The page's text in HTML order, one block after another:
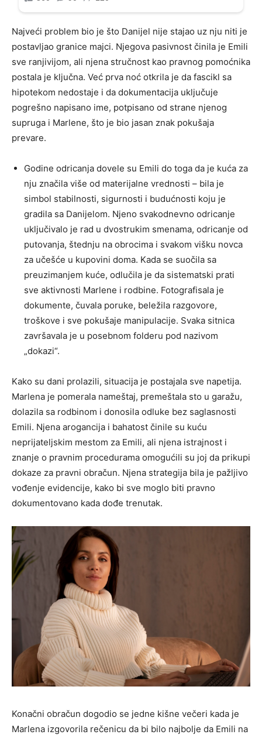
Najveći problem bio je što Danijel nije stajao uz nju niti je
postavljao granice majci. Njegova pasivnost činila je Emili
sve ranjivijom, ali njena stručnost kao pravnog pomoćnika
postala je ključna. Već prva noć otkrila je da fascikl sa
hipotekom nedostaje i da dokumentacija uključuje
pogrešno napisano ime, potpisano od strane njenog
supruga i Marlene, što je bio jasan znak pokušaja
prevare.
Godine odricanja dovele su Emili do toga da je kuća za
nju značila više od materijalne vrednosti – bila je
simbol stabilnosti, sigurnosti i budućnosti koju je
gradila sa Danijelom. Njeno svakodnevno odricanje
uključivalo je rad u dvostrukim smenama, odricanje od
putovanja, štednju na obrocima i svakom višku novca
za učešće u kupovini doma. Kada se suočila sa
preuzimanjem kuće, odlučila je da sistematski prati
sve aktivnosti Marlene i rodbine. Fotografisala je
dokumente, čuvala poruke, beležila razgovore,
troškove i sve pokušaje manipulacije. Svaka sitnica
završavala je u posebnom folderu pod nazivom
„dokazi“.
Kako su dani prolazili, situacija je postajala sve napetija.
Marlena je pomerala nameštaj, premeštala sto u garažu,
dolazila sa rodbinom i donosila odluke bez saglasnosti
Emili. Njena arogancija i bahatost činile su kuću
neprijateljskim mestom za Emili, ali njena istrajnost i
znanje o pravnim procedurama omogućili su joj da prikupi
dokaze za pravni obračun. Njena strategija bila je pažljivo
vođenje evidencije, kako bi sve moglo biti pravno
dokumentovano kada dođe trenutak.
Konačni obračun dogodio se jedne kišne večeri kada je
Marlena izgovorila rečenicu da bi bilo najbolje da Emili na